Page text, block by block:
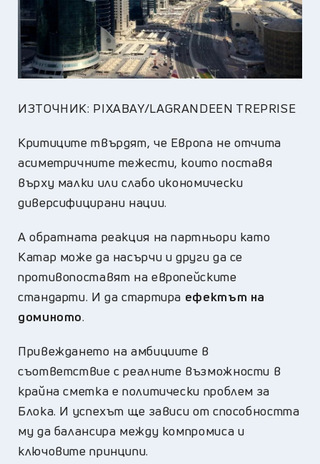
ИЗТОЧНИК: PIXABAY/LAGRANDEEN TREPRISE
Критиците твърдят, че Европа не отчита
асиметричните тежести, които поставя
върху малки или слабо икономически
диверсифицирани нации.
А обратната реакция на партньори като
Катар може да насърчи и други да се
противопоставят на европейските
стандарти. И да стартира ефектът на
доминото.
Привеждането на амбициите в
съответствие с реалните възможности в
крайна сметка е политически проблем за
Блока. И успехът ще зависи от способността
му да балансира между компромиса и
ключовите принципи.